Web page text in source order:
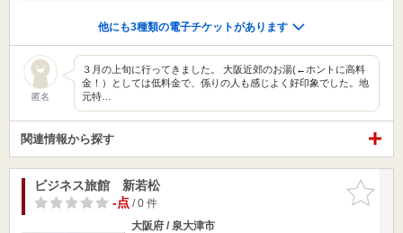
他にも3種類の電子チケットがあります
匿名
３月の上旬に行ってきました。 大阪近郊のお湯(←ホントに高料
金！）としては低料金で、係りの人も感じよく好印象でした。地
元特…
関連情報から探す
お気に入
りに追加
ビジネス旅館 新若松
-点/ 0 件
大阪府 / 泉大津市